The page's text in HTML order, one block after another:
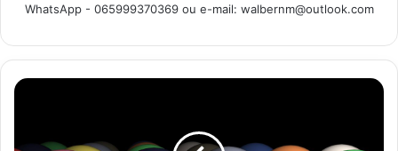
Ingredientes para fazer
omelete de queijo e vegetais
WhatsApp - 065999370369 ou e-mail: walbernm@outlook.com